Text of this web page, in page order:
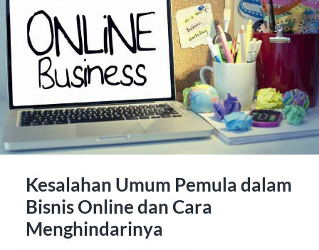
Kesalahan Umum Pemula dalam
Bisnis Online dan Cara
Menghindarinya